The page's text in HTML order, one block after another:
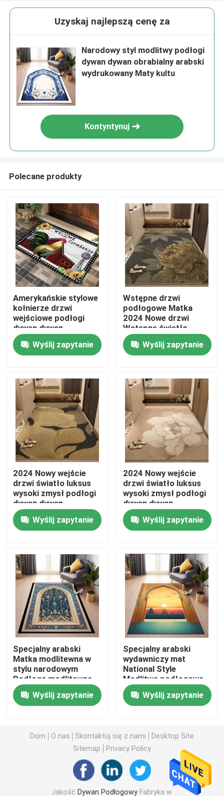
Dom
Produkty
Filmy
O nas
Wycieczka po fabryce
Kontrola jakości
Poprosić o wycenę
Dywan Podłogowy
Dywany podłogowe do salonu
Łazienka Wodoodporny dywan
Dywan do pokoju zabaw dla dzieci
Mata podłogowa na krzesło
Ekologiczna mata do jogi
Antypoślizgowe maty schodowe
Uzyskaj najlepszą cenę za
Narodowy styl modlitwy podłogi
dywan dywan obrabialny arabski
wydrukowany Maty kultu
Kontyntynuj
Polecane produkty
Amerykańskie stylowe
kołnierze drzwi
wejściowe podłogi
dywan dywan
Wyślij zapytanie
Wstępne drzwi
podłogowe Matka
2024 Nowe drzwi
Wstępne światło
Luksusowy wysoki
rozsądek podłogowy
dywan
Wyślij zapytanie
2024 Nowy wejście
drzwi światło luksus
wysoki zmysł podłogi
dywan dywan
Wyślij zapytanie
2024 Nowy wejście
drzwi światło luksus
wysoki zmysł podłogi
dywan dywan
Wyślij zapytanie
Specjalny arabski
Matka modlitewna w
stylu narodowym
Podłoga modlitewna
dywan maszynowy
Wyślij zapytanie
Specjalny arabski
wydawniczy mat
National Style
Modlitwa podłogowa
dywan dywan włókno
poliestrowe
Wyślij zapytanie
Dom O nas Skontaktuj się z nami
Desktop Site
Sitemap
Privacy Policy
Jakość Dywan Podłogowy Fabryka w